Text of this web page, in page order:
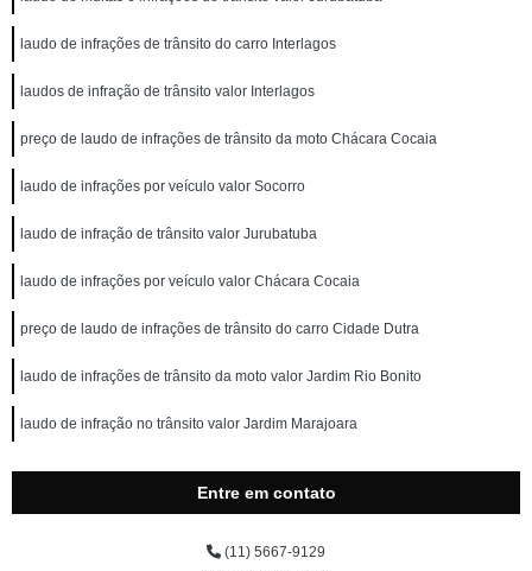
laudo de infrações de trânsito do carro Interlagos
laudos de infração de trânsito valor Interlagos
preço de laudo de infrações de trânsito da moto Chácara Cocaia
laudo de infrações por veículo valor Socorro
laudo de infração de trânsito valor Jurubatuba
laudo de infrações por veículo valor Chácara Cocaia
preço de laudo de infrações de trânsito do carro Cidade Dutra
laudo de infrações de trânsito da moto valor Jardim Rio Bonito
laudo de infração no trânsito valor Jardim Marajoara
Entre em contato
(11) 5667-9129